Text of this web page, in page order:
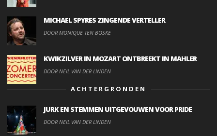
MICHAEL SPYRES ZINGENDE VERTELLER
DOOR MONIQUE TEN BOSKE
KWIKZILVER IN MOZART ONTBREEKT IN MAHLER
DOOR NEIL VAN DER LINDEN
ACHTERGRONDEN
JURK EN STEMMEN UITGEVOUWEN VOOR PRIDE
DOOR NEIL VAN DER LINDEN